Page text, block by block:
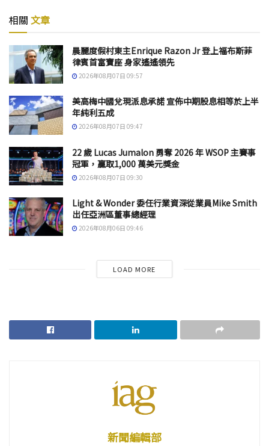
相關 文章
晨麗度假村東主Enrique Razon Jr 登上福布斯菲
律賓首富寶座 身家遙遙領先
2026年08月07日 09:57
美高梅中國兌現派息承諾 宣佈中期股息相等於上半
年純利五成
2026年08月07日 09:47
22 歲 Lucas Jumalon 勇奪 2026 年 WSOP 主賽事
冠軍，贏取1,000 萬美元獎金
2026年08月07日 09:30
Light & Wonder 委任行業資深從業員Mike Smith
出任亞洲區董事總經理
2026年08月06日 09:46
LOAD MORE
新聞編輯部